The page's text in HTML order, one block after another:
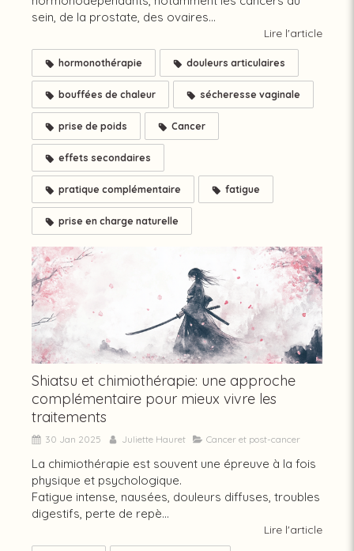
sein, de la prostate, des ovaires...
Lire l'article
hormonothérapie douleurs articulaires
bouffées de chaleur sécheresse vaginale
prise de poids Cancer
effets secondaires
pratique complémentaire fatigue
prise en charge naturelle
Shiatsu et chimiothérapie: une approche
complémentaire pour mieux vivre les
traitements
30 Jan 2025 Juliette Hauret Cancer et post-cancer
La chimiothérapie est souvent une épreuve à la fois
physique et psychologique.
Fatigue intense, nausées, douleurs diffuses, troubles
digestifs, perte de repè...
Lire l'article